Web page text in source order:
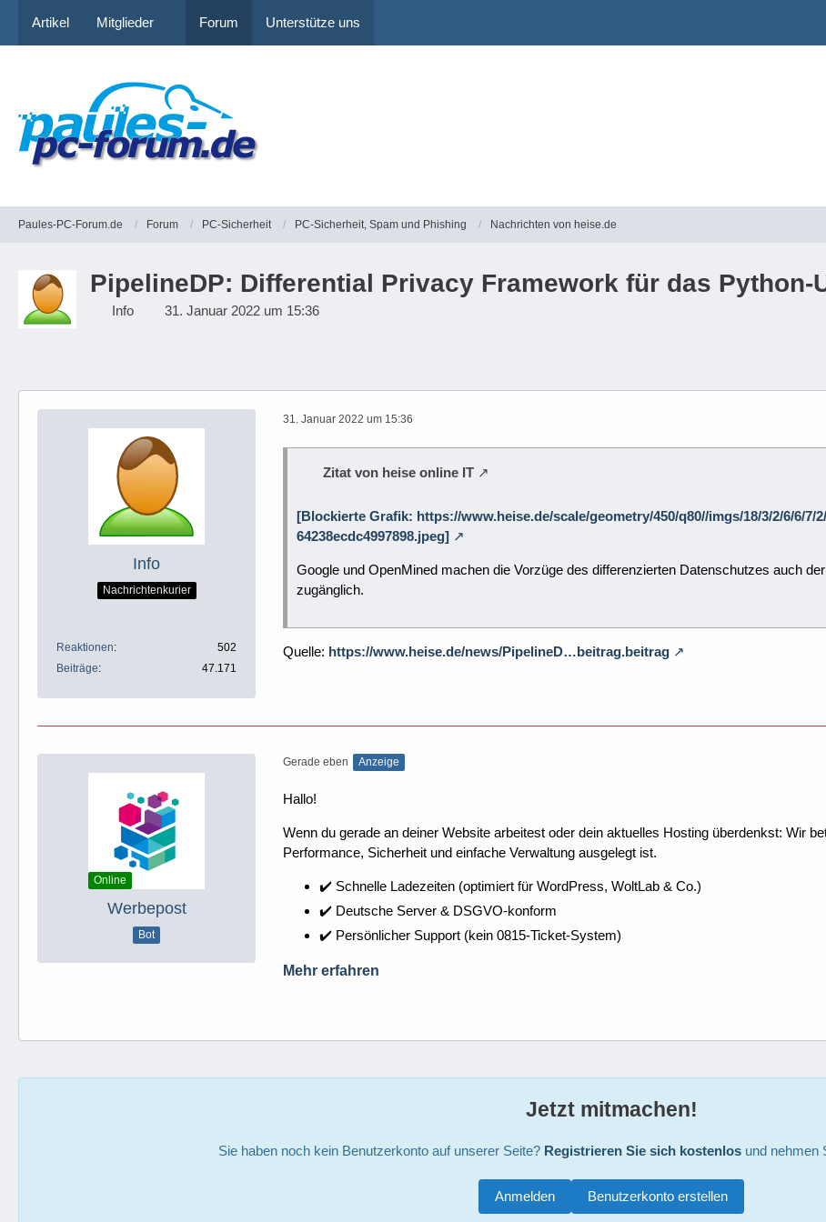
Artikel Mitglieder Forum Unterstütze uns
Paules-PC-Forum.de Forum PC-Sicherheit PC-Sicherheit, Spam und Phishing Nachrichten von heise.de
PipelineDP: Differential Privacy Framework für das Python-
Info 31. Januar 2022 um 15:36
Info
Nachrichtenkurier
Reaktionen
502
Beiträge
47.171
31. Januar 2022 um 15:36
Zitat von heise online IT
[Blockierte Grafik: https://www.heise.de/scale/geometry/450/q80//imgs/18/3/2/6/6/7/
64238ecdc4997898.jpeg]
Google und OpenMined machen die Vorzüge des differenzierten Datenschutzes auch
zugänglich.
Quelle: https://www.heise.de/news/PipelineD…beitrag.beitrag
Online
Werbepost
Bot
Gerade eben Anzeige
Hallo!
Wenn du gerade an deiner Website arbeitest oder dein aktuelles Hosting überdenkst: Wir
Performance, Sicherheit und einfache Verwaltung ausgelegt ist.
✔️ Schnelle Ladezeiten (optimiert für WordPress, WoltLab & Co.)
✔️ Deutsche Server & DSGVO-konform
✔️ Persönlicher Support (kein 0815-Ticket-System)
Mehr erfahren
Jetzt mitmachen!
Sie haben noch kein Benutzerkonto auf unserer Seite? Registrieren Sie sich kostenlosund nehmen
Benutzerkonto erstellen
Anmelden